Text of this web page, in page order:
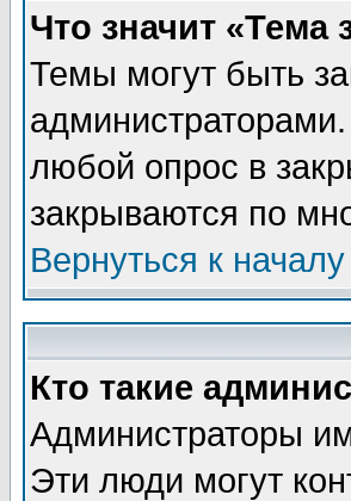
Что значит «Тема
Темы могут быть
любой опрос в
закрываются по
Вернуться к началу
Кто такие
Администраторы
Эти люди могут